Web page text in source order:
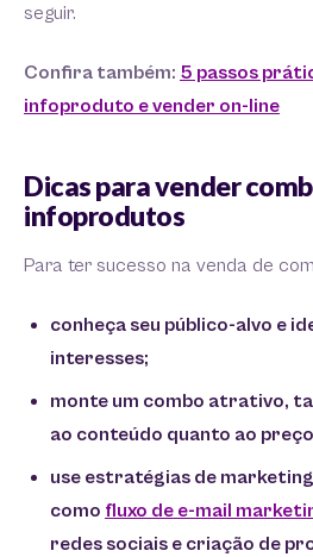
seguir.
Confira também: 5 passos
infoproduto e vender on-line
Dicas para vender
infoprodutos
Para ter sucesso na venda de
conheça seu público-alvo e
interesses;
monte um combo atrativo,
ao conteúdo quanto ao
use estratégias de
como fluxo de e-mail
redes sociais e criação de